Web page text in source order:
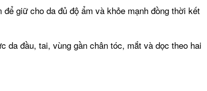
giữ cho da đủ độ ẩm và khỏe mạnh đồng thời kết
da đầu, tai, vùng gần chân tóc, mắt và dọc theo hai